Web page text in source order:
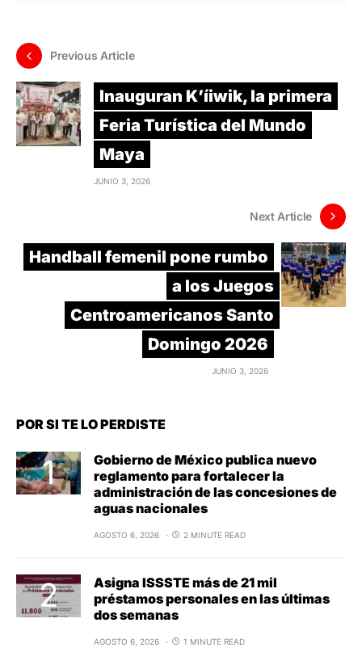
Previous Article
Inauguran K’íiwik, la primera
Feria Turística del Mundo
Maya
JUNIO 3, 2026
Next Article
Handball femenil pone rumbo
a los Juegos
Centroamericanos Santo
Domingo 2026
JUNIO 3, 2026
POR SI TE LO PERDISTE
Gobierno de México publica nuevo
reglamento para fortalecer la
administración de las concesiones de
aguas nacionales
AGOSTO 6, 2026 2 MINUTE READ
Asigna ISSSTE más de 21 mil
préstamos personales en las últimas
dos semanas
AGOSTO 6, 2026 1 MINUTE READ